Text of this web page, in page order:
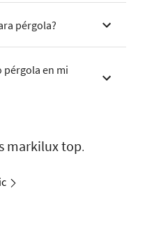
pérgola?
pérgola en mi
markiluxtop.